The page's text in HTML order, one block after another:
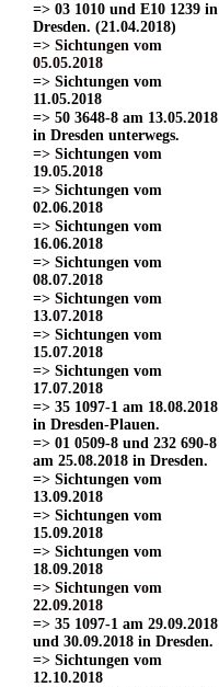
=> 03 1010 und E10 1239 in
Dresden. (21.04.2018)
=> Sichtungen vom
05.05.2018
=> Sichtungen vom
11.05.2018
=> 50 3648-8 am 13.05.2018
in Dresden unterwegs.
=> Sichtungen vom
19.05.2018
=> Sichtungen vom
02.06.2018
=> Sichtungen vom
16.06.2018
=> Sichtungen vom
08.07.2018
=> Sichtungen vom
13.07.2018
=> Sichtungen vom
15.07.2018
=> Sichtungen vom
17.07.2018
=> 35 1097-1 am 18.08.2018
in Dresden-Plauen.
=> 01 0509-8 und 232 690-8
am 25.08.2018 in Dresden.
=> Sichtungen vom
13.09.2018
=> Sichtungen vom
15.09.2018
=> Sichtungen vom
18.09.2018
=> Sichtungen vom
22.09.2018
=> 35 1097-1 am 29.09.2018
und 30.09.2018 in Dresden.
=> Sichtungen vom
12.10.2018